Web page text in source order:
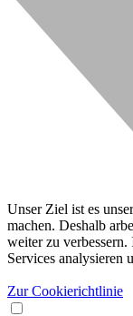
Unser Ziel ist es
machen. Deshalb
weiter zu
Services analysieren
Zur Cookierichtlinie